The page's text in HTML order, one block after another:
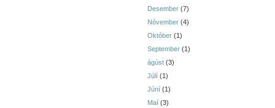
Desember (7)
Nóvember (4)
Október (1)
September (1)
ágúst (3)
Júlí (1)
Júní (1)
Maí (3)